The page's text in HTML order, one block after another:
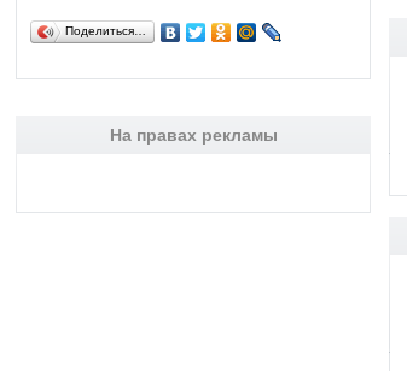
Поделиться…
На правах рекламы